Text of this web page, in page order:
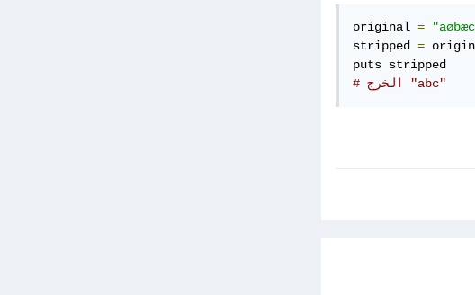
original =
stripped =
# الخرج "abc"